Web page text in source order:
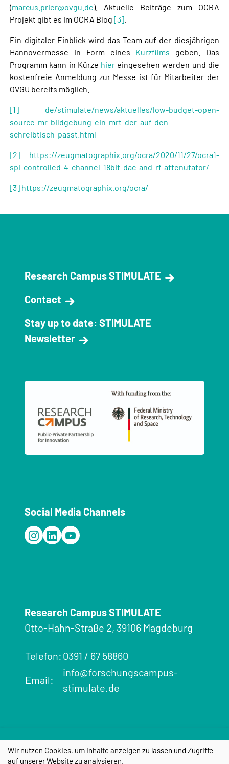
(marcus.prier@ovgu.de). Aktuelle Beiträge zum OCRA
Projekt gibt es im OCRA Blog[3]
Ein digitaler Einblick wird das Team auf der diesjährigen
Hannovermesse in Form eines Kurzfilms geben. Das
Programm kann in Kürze hier eingesehen werden und die
kostenfreie Anmeldung zur Messe ist für Mitarbeiter der
OVGU bereits möglich.
[1]
de/stimulate/news/aktuelles/low-budget-open-
source-mr-bildgebung-ein-mrt-der-auf-den-
schreibtisch-passt.html
[2]
https://zeugmatographix.org/ocra/2020/11/27/ocra1-
spi-controlled-4-channel-18bit-dac-and-rf-attenutator/
[3] https://zeugmatographix.org/ocra/
Research Campus STIMULATE
Contact
Stay up to date: STIMULATE
Newsletter
Social Media Channels
Research Campus STIMULATE
Otto-Hahn-Straße 2, 39106 Magdeburg
Telefon: 0391 / 67 58860
Email:
info@forschungscampus-
stimulate.de
Einstellungen
Wir nutzen Cookies, um Inhalte anzeigen zu lassen und Zugriffe
auf unserer Website zu analysieren.